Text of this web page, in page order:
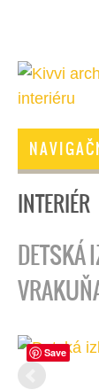
INTERIÉR
DETSKÁ
Save